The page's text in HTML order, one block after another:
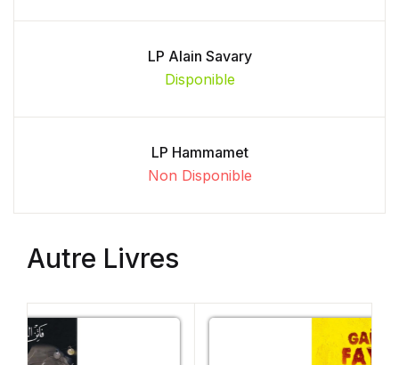
LP Alain Savary
Disponible
LP Hammamet
Non Disponible
Autre Livres